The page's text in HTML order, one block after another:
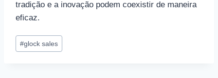
tradição e a inovação podem coexistir de maneira
eficaz.
Tags
do
#glock sales